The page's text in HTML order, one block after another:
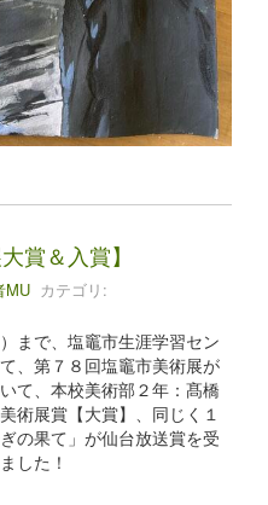
賞＆入賞】
MU カテゴリ:
まで、塩竈市生涯学習セン
、第７８回塩竈市美術展が
て、本校美術部２年：髙橋
術展賞【大賞】、同じく１
の果て」が仙台放送賞を受
した！